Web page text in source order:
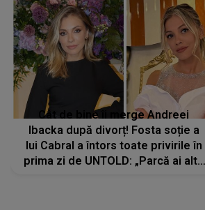
Cât de bine îi merge Andreei
Ibacka după divorț! Fosta soție a
lui Cabral a întors toate privirile în
prima zi de UNTOLD: „Parcă ai altă